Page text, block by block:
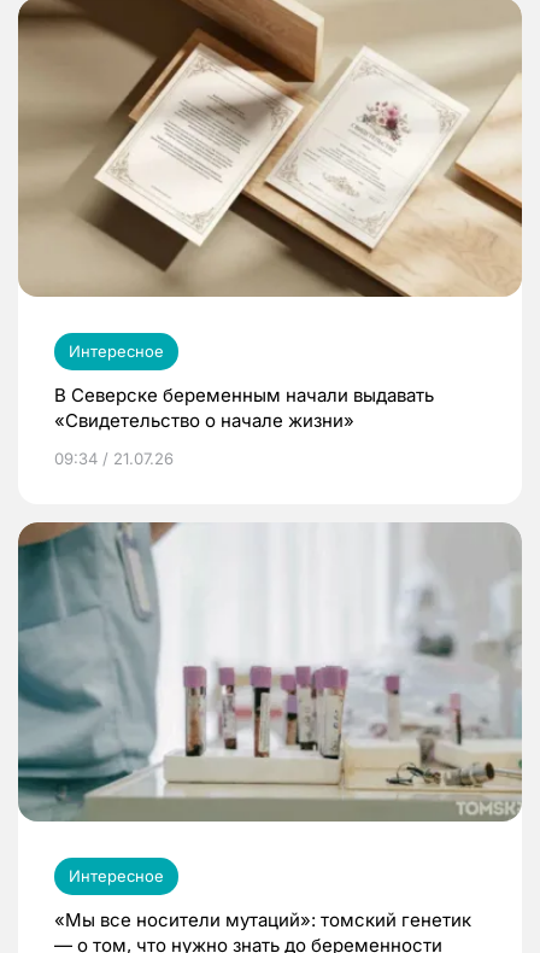
Интересное
В Северске беременным начали выдавать
«Свидетельство о начале жизни»
09:34 / 21.07.26
Интересное
«Мы все носители мутаций»: томский генетик
— о том, что нужно знать до беременности